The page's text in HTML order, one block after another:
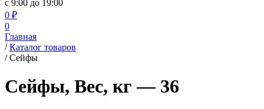
с 9:00 до 19:00
0 ₽
0
Главная
/ Каталог товаров
/ Сейфы
Сейфы, Вес, кг — 36